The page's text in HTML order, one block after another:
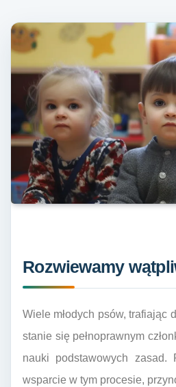
Rozwiewamy
Wiele młodych psów, trafiając
stanie się pełnoprawnym
nauki podstawowych zasad.
wsparcie w tym procesie,